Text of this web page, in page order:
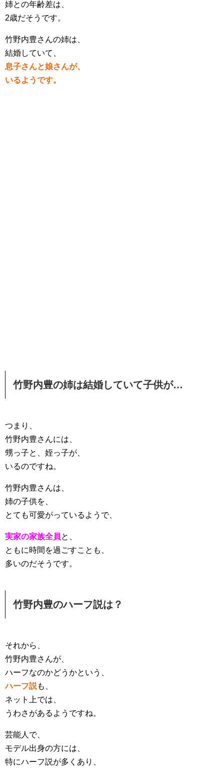
姉との年齢差は、
2歳だそうです。
竹野内豊さんの姉は、
結婚していて、
息子さんと娘さんが、
いるようです。
竹野内豊の姉は結婚していて子供が…
つまり、
竹野内豊さんには、
甥っ子と、姪っ子が、
いるのですね。
竹野内豊さんは、
姉の子供を、
とても可愛がっているようで、
実家の家族全員と、
ともに時間を過ごすことも、
多いのだそうです。
竹野内豊のハーフ説は？
それから、
竹野内豊さんが、
ハーフなのかどうかという、
ハーフ説も、
ネット上では、
うわさがあるようですね。
芸能人で、
モデル出身の方には、
特にハーフ説が多くあり、